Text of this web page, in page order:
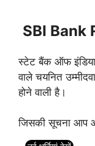
SBI Bank
स्टेट बैंक ऑफ इंडिया
वाले चयनित
होने वाली है।
जिसकी सूचना आप